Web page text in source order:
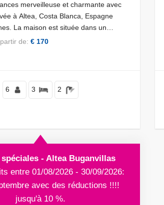
merveilleuse et charmante avec
à Altea, Costa Blanca, Espagne
La maison est située dans un
et urbain, à 5 km d'Altea la Vieja.
de: € 170
6 3 2
spéciales - Altea Buganvillas
entre 01/08/2026 - 30/09/2026:
avec des réductions !!!!
jusqu'à 10 %.